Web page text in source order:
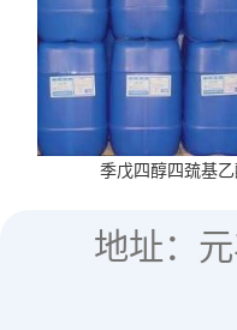
季戊四醇四巯基
地址：